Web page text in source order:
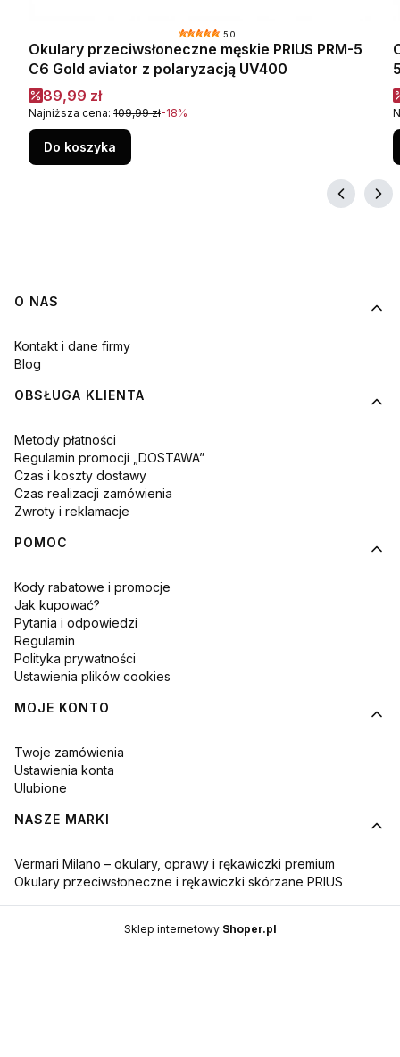
5.0
Okulary przeciwsłoneczne męskie PRIUS PRM-5
C6 Gold aviator z polaryzacją UV400
Cena promocyjna
89,99 zł
Najniższa cena: 109,99 zł-18%
Do koszyka
Linki w stopce
O NAS
Kontakt i dane firmy
Blog
OBSŁUGA KLIENTA
Metody płatności
Regulamin promocji „DOSTAWA”
Czas i koszty dostawy
Czas realizacji zamówienia
Zwroty i reklamacje
POMOC
Kody rabatowe i promocje
Jak kupować?
Pytania i odpowiedzi
Regulamin
Polityka prywatności
Ustawienia plików cookies
MOJE KONTO
Twoje zamówienia
Ustawienia konta
Ulubione
NASZE MARKI
Vermari Milano – okulary, oprawy i rękawiczki premium
Okulary przeciwsłoneczne i rękawiczki skórzane PRIUS
Sklep internetowy Shoper.pl